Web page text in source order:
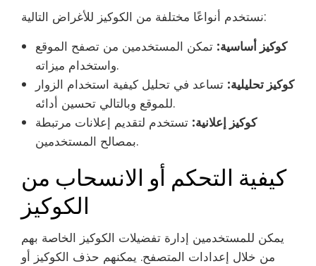
نستخدم أنواعًا مختلفة من الكوكيز للأغراض التالية:
كوكيز أساسية: تمكن المستخدمين من تصفح الموقع
واستخدام ميزاته.
كوكيز تحليلية: تساعد في تحليل كيفية استخدام الزوار
للموقع وبالتالي تحسين أدائه.
كوكيز إعلانية: تستخدم لتقديم إعلانات مرتبطة
بمصالح المستخدمين.
كيفية التحكم أو الانسحاب من
الكوكيز
يمكن للمستخدمين إدارة تفضيلات الكوكيز الخاصة بهم
من خلال إعدادات المتصفح. يمكنهم حذف الكوكيز أو